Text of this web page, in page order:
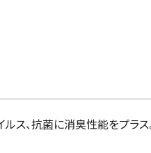
ルス、抗菌に消臭性能をプラ